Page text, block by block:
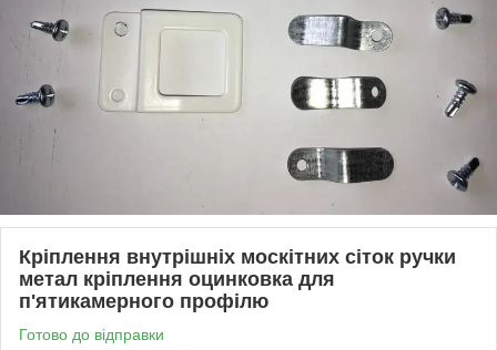
Кріплення внутрішніх москітних сіток ручки
метал кріплення оцинковка для
п'ятикамерного профілю
Готово до відправки